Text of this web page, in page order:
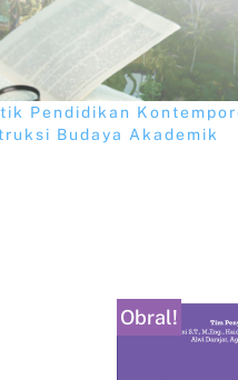
Pendidikan
Budaya Akademik
Obral!